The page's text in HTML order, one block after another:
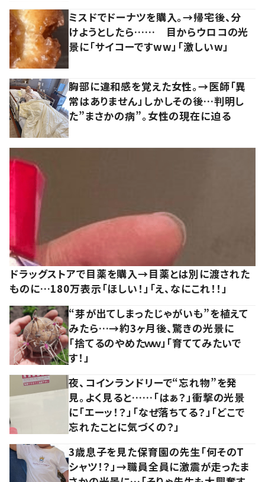
ミスドでドーナツを購入。→帰宅後、分
けようとしたら…… 目からウロコの光
景に「サイコーですww」「激しいw」
胸部に違和感を覚えた女性。→医師「異
常はありません」しかしその後…判明し
た”まさかの病”。女性の現在に迫る
ドラッグストアで目薬を購入→目薬とは別に渡された
ものに…180万表示「ほしい！」「え、なにこれ！！」
“芽が出てしまったじゃがいも”を植えて
みたら…→約3ヶ月後、驚きの光景に
「捨てるのやめたｗｗ」「育ててみたいで
す！」
夜、コインランドリーで“忘れ物”を発
見。よく見ると……「はぁ？」衝撃の光景
に「エーッ！？」「なぜ落ちてる？」「どこで
忘れたことに気づくの？」
3歳息子を見た保育園の先生「何そのT
シャツ！？」→職員全員に激震が走ったま